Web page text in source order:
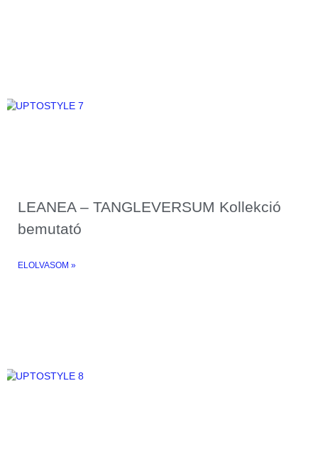
LEANEA – TANGLEVERSUM Kollekció
bemutató
ELOLVASOM »